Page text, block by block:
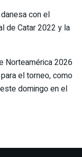
con el
de Catar 2022 y la
Norteamérica 2026
el torneo, como
domingo en el